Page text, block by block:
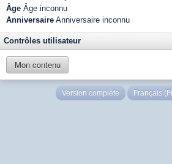
Âge Âge inconnu
Anniversaire Anniversaire inconnu
Contrôles utilisateur
Mon contenu
Version complète Français